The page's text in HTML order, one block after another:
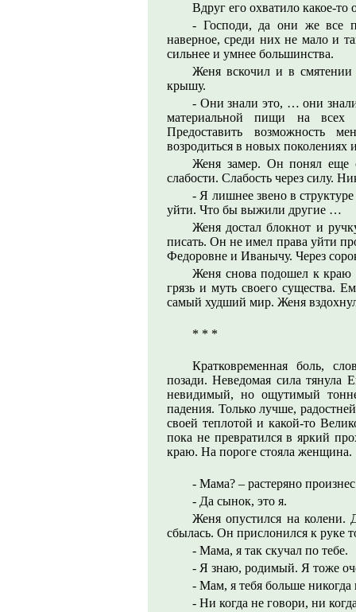
Вдруг его охватило какое-то
- Господи, да они же все
наверное, среди них не мало и
сильнее и умнее большинства.
Женя вскочил и в
крышу.
- Они знали это, … они
материальной пищи на всех
Предоставить возможность
возродиться в новых
Женя замер. Он понял еще
слабости. Слабость через силу.
- Я лишнее звено в
уйти. Что бы выжили другие …
Женя достал блокнот и
писать. Он не имел права уйти
Федоровне и Иванычу. Через
Женя снова подошел к краю
грязь и муть своего существа.
самый худший мир. Женя
* * *
Кратковременная боль,
позади. Неведомая сила
невидимый, но ощутимый
падения. Только лучше,
своей теплотой и какой-то
пока не превратился в яркий
краю. На пороге стояла женщина.
- Мама? – растеряно
- Да сынок, это я.
Женя опустился на колени.
сбылась. Он прислонился к руке
- Мама, я так скучал по тебе.
- Я знаю, родимый. Я тоже
- Мам, я тебя больше никогда
- Ни когда не говори, ни